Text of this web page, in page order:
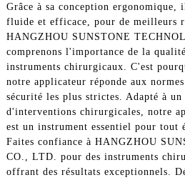
Grâce à sa conception ergonomique,
fluide et efficace, pour de meilleurs
HANGZHOU SUNSTONE
comprenons l'importance de la
instruments chirurgicaux. C'est
notre applicateur réponde aux
sécurité les plus strictes. Adapté à
d'interventions chirurgicales, notre
est un instrument essentiel pour tout
Faites confiance à HANGZHOU
CO., LTD. pour des instruments
offrant des résultats exceptionnels.